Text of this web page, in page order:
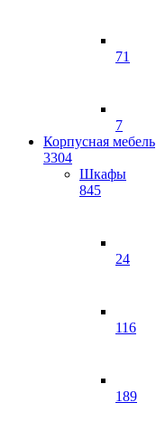
71
7
Корпусная мебель
3304
Шкафы
845
24
116
189